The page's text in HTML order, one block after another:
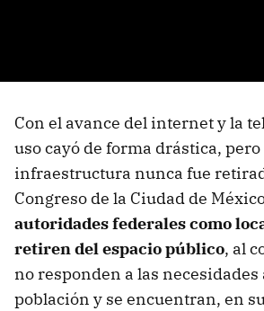
Con el avance del internet y la
uso cayó de forma drástica, pero
infraestructura nunca fue
Congreso de la Ciudad de
autoridades federales como
retiren del espacio público, al
no responden a las necesidades
población y se encuentran, en